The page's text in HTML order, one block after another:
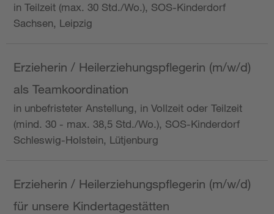
in Teilzeit (max. 30 Std./Wo.), SOS-Kinderdorf
Sachsen, Leipzig
Erzieherin / Heilerziehungspflegerin (m/w/d)
als Teamkoordination
in unbefristeter Anstellung, in Vollzeit oder Teilzeit
(mind. 30 - max. 38,5 Std./Wo.), SOS-Kinderdorf
Schleswig-Holstein, Lütjenburg
Erzieherin / Heilerziehungspflegerin (m/w/d)
für unsere Kindertagestätten